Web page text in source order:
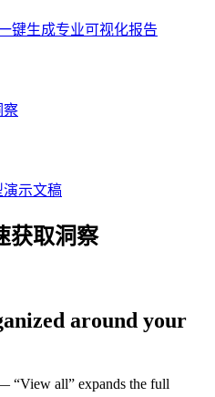
生成专业可视化报告
察
示文稿
获取洞察
around your
“View all” expands the full